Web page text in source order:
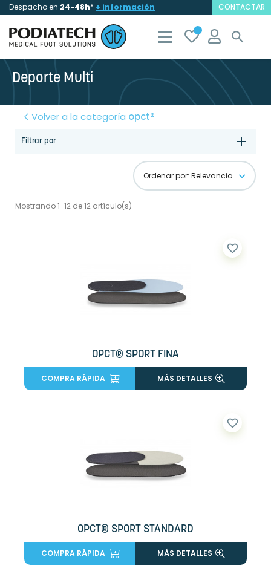
Despacho en 24-48h* + información CONTACTAR

Deporte Multi
Volver a la categoría opct®
Filtrar por
Ordenar por: Relevancia
Mostrando 1-12 de 12 artículo(s)
favorite_border
OPCT® SPORT FINA
COMPRA RÁPIDA MÁS DETALLES
favorite_border
OPCT® SPORT STANDARD
COMPRA RÁPIDA MÁS DETALLES